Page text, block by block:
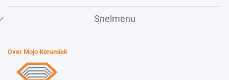
Snelmenu
Over Mojo Keramiek